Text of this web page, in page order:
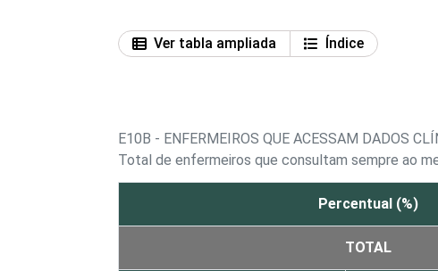
Ver tabla ampliada
Índice
E10B - ENFERMEIROS QUE ACESSAM DADOS
Total de enfermeiros que consultam sempre ao
Percentual (%)
TOTAL